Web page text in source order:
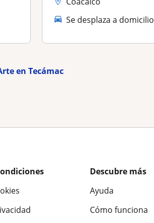
Se desplaza a domicilio
en Tecámac
Descubre más
Ayuda
Cómo funciona